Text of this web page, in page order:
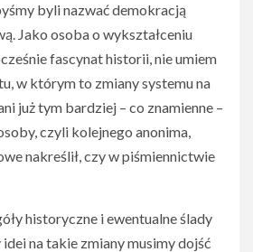
byli nazwać demokracją
Jako osoba o wykształceniu
fascynat historii, nie umiem
w którym to zmiany systemu na
już tym bardziej – co znamienne –
czyli kolejnego anonima,
nakreślił, czy w piśmiennictwie
historyczne i ewentualne ślady
na takie zmiany musimy dojść